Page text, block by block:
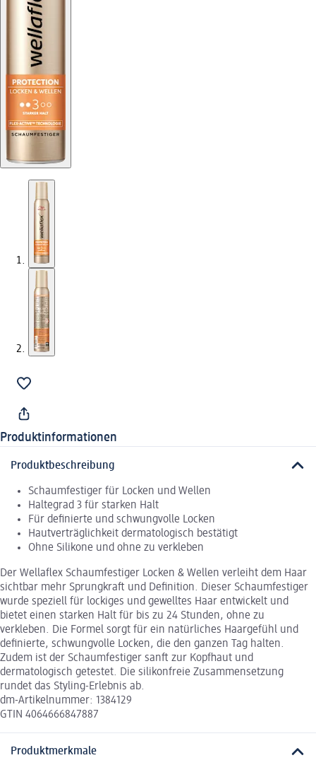
Produktinformationen
Produktbeschreibung
Schaumfestiger für Locken und Wellen
Haltegrad 3 für starken Halt
Für definierte und schwungvolle Locken
Hautverträglichkeit dermatologisch bestätigt
Ohne Silikone und ohne zu verkleben
Der Wellaflex Schaumfestiger Locken & Wellen verleiht dem Haar
sichtbar mehr Sprungkraft und Definition. Dieser Schaumfestiger
wurde speziell für lockiges und gewelltes Haar entwickelt und
bietet einen starken Halt für bis zu 24 Stunden, ohne zu
verkleben. Die Formel sorgt für ein natürliches Haargefühl und
definierte, schwungvolle Locken, die den ganzen Tag halten.
Zudem ist der Schaumfestiger sanft zur Kopfhaut und
dermatologisch getestet. Die silikonfreie Zusammensetzung
rundet das Styling-Erlebnis ab.
dm-Artikelnummer: 1384129
GTIN 4064666847887
Produktmerkmale